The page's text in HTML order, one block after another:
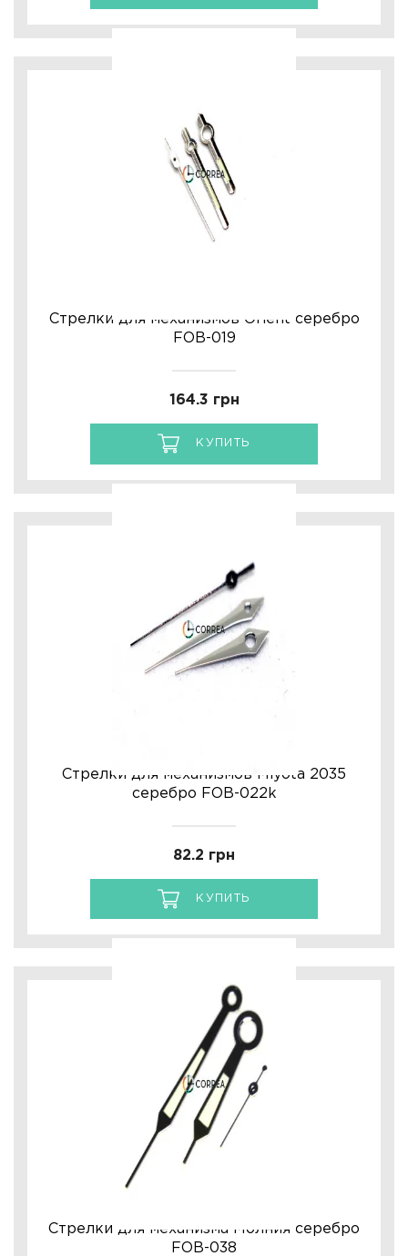
Стрелки для механизмов Orient серебро
FOB-019
164.3 грн
КУПИТЬ
Стрелки для механизмов Miyota 2035
серебро FOB-022k
82.2 грн
КУПИТЬ
Стрелки для механизма Молния серебро
FOB-038